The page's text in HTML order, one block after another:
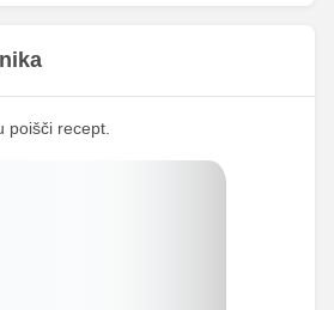
142.3 mg
poišči recept.